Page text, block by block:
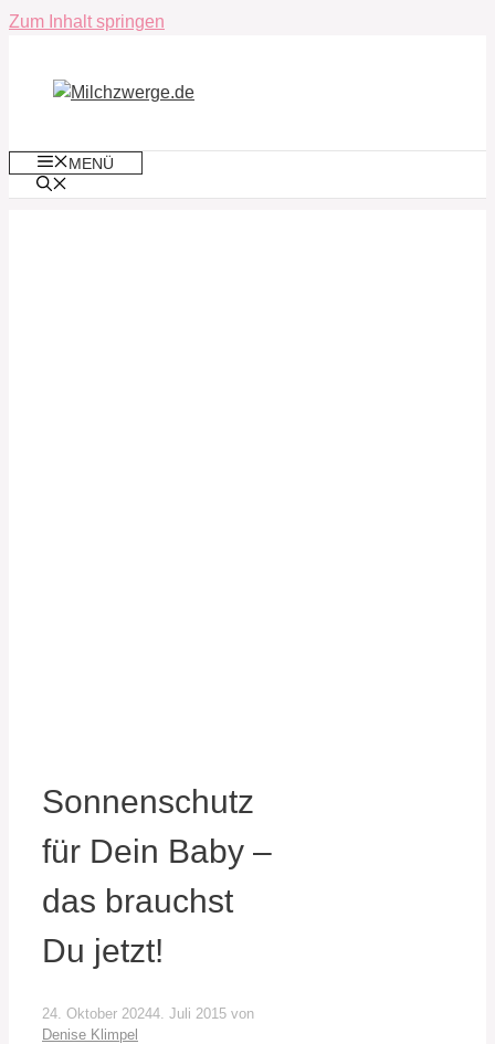
Zum Inhalt springen
MENÜ
Sonnenschutz
für Dein Baby –
das brauchst
Du jetzt!
24. Oktober 20244. Juli 2015 von
Denise Klimpel